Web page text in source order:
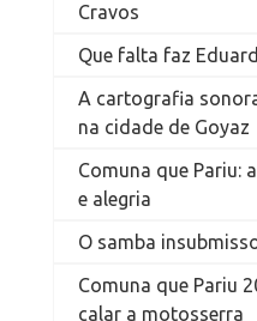
Cravos
Que falta faz
A cartografia
na cidade de Goyaz
Comuna que Pariu:
e alegria
O samba
Comuna que Pariu
calar a motosserra